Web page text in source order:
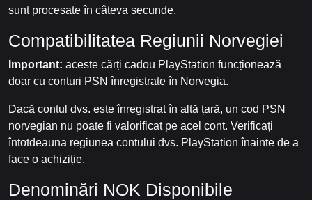
sunt procesate în câteva secunde.
Compatibilitatea Regiunii Norvegiei
Important: aceste cărți cadou PlayStation funcționează
doar cu conturi PSN înregistrate în Norvegia.
Dacă contul dvs. este înregistrat în altă țară, un cod PSN
norvegian nu poate fi valorificat pe acel cont. Verificați
întotdeauna regiunea contului dvs. PlayStation înainte de a
face o achiziție.
Denominări NOK Disponibile